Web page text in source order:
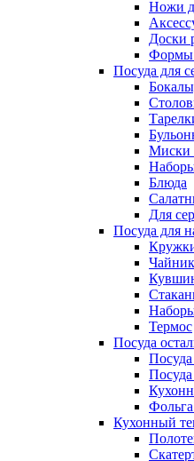
Ножи
Доски
Формы
Посуда для
Миски
Блюда
Для
Посуда для
Термос
Посуда
Посуда
Кухонный